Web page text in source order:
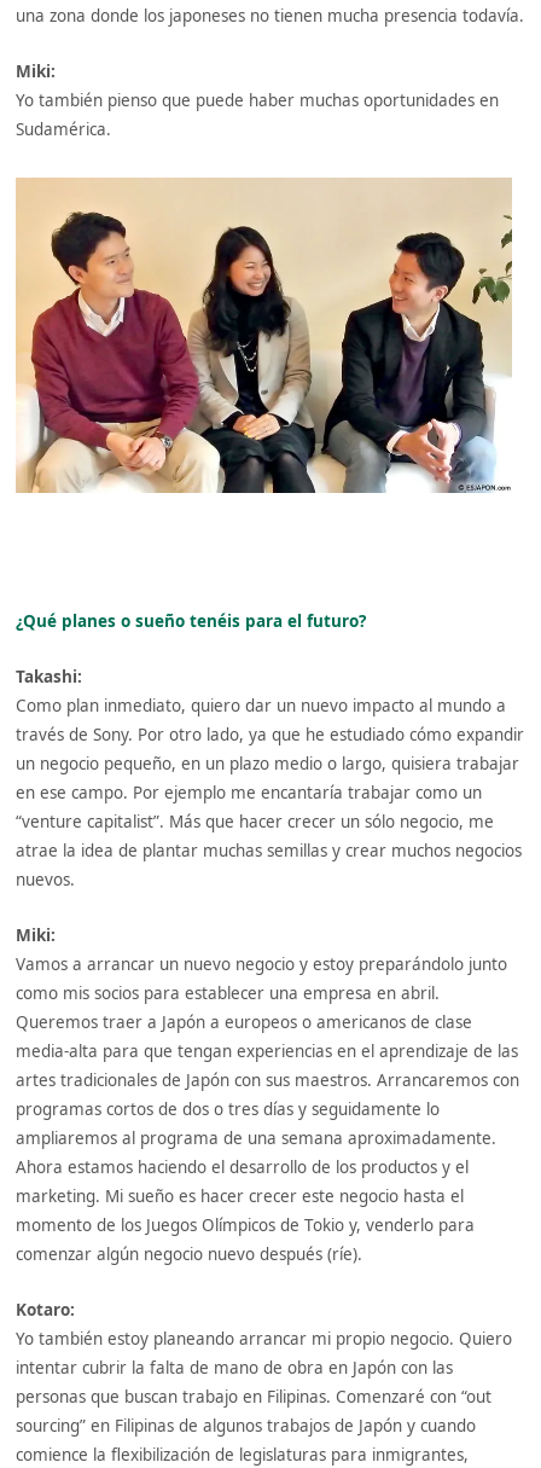
una zona donde los japoneses no tienen mucha presencia todavía.
Miki:
Yo también pienso que puede haber muchas oportunidades en
Sudamérica.
¿Qué planes o sueño tenéis para el futuro?
Takashi:
Como plan inmediato, quiero dar un nuevo impacto al mundo a
través de Sony. Por otro lado, ya que he estudiado cómo expandir
un negocio pequeño, en un plazo medio o largo, quisiera trabajar
en ese campo. Por ejemplo me encantaría trabajar como un
“venture capitalist”. Más que hacer crecer un sólo negocio, me
atrae la idea de plantar muchas semillas y crear muchos negocios
nuevos.
Miki:
Vamos a arrancar un nuevo negocio y estoy preparándolo junto
como mis socios para establecer una empresa en abril.
Queremos traer a Japón a europeos o americanos de clase
media-alta para que tengan experiencias en el aprendizaje de las
artes tradicionales de Japón con sus maestros. Arrancaremos con
programas cortos de dos o tres días y seguidamente lo
ampliaremos al programa de una semana aproximadamente.
Ahora estamos haciendo el desarrollo de los productos y el
marketing. Mi sueño es hacer crecer este negocio hasta el
momento de los Juegos Olímpicos de Tokio y, venderlo para
comenzar algún negocio nuevo después (ríe).
Kotaro:
Yo también estoy planeando arrancar mi propio negocio. Quiero
intentar cubrir la falta de mano de obra en Japón con las
personas que buscan trabajo en Filipinas. Comenzaré con “out
sourcing” en Filipinas de algunos trabajos de Japón y cuando
comience la flexibilización de legislaturas para inmigrantes,